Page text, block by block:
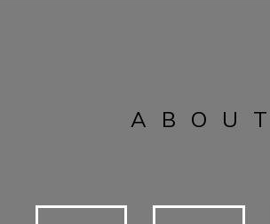
ABOUT